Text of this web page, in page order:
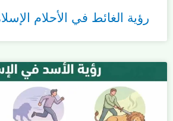
رؤية الغائط في الأحلام